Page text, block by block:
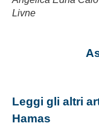
Livne
Leggi gli altri
Hamas